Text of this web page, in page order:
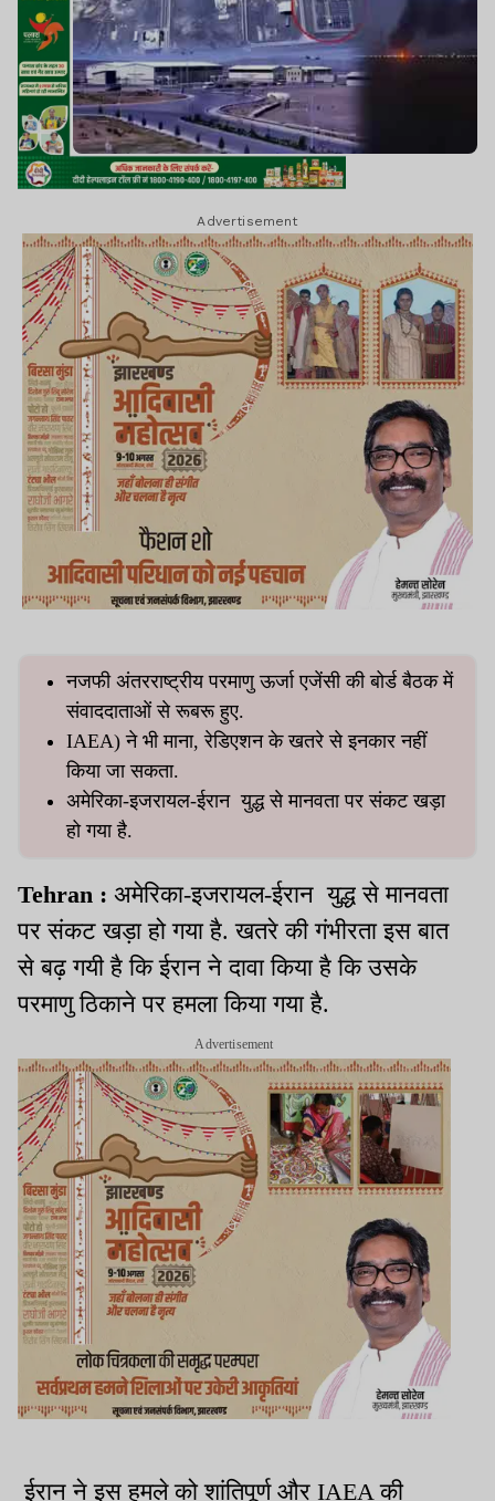
Advertisement
नजफी अंतरराष्ट्रीय परमाणु ऊर्जा एजेंसी की बोर्ड बैठक में
संवाददाताओं से रूबरू हुए.
IAEA) ने भी माना, रेडिएशन के खतरे से इनकार नहीं
किया जा सकता.
अमेरिका-इजरायल-ईरान युद्ध से मानवता पर संकट खड़ा
हो गया है.
Tehran : अमेरिका-इजरायल-ईरान युद्ध से मानवता
पर संकट खड़ा हो गया है. खतरे की गंभीरता इस बात
से बढ़ गयी है कि ईरान ने दावा किया है कि उसके
परमाणु ठिकाने पर हमला किया गया है.
Advertisement
ईरान ने इस हमले को शांतिपूर्ण और IAEA की